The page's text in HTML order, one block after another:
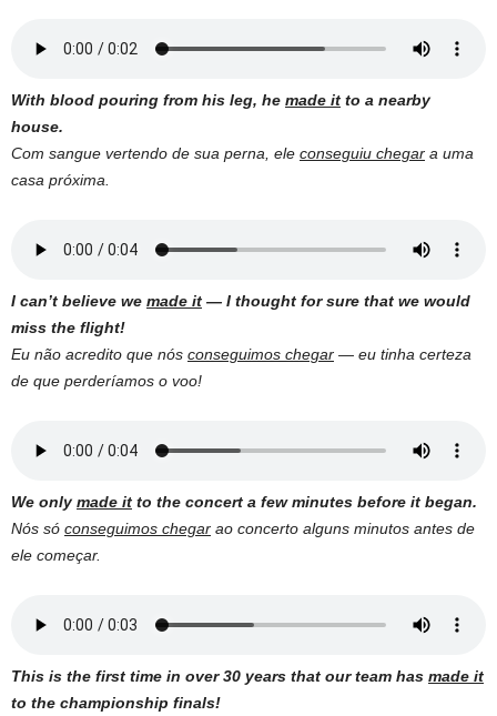
With blood pouring from his leg, he made it to a nearby
house.
Com sangue vertendo de sua perna, ele conseguiu chegar a uma
casa próxima.
I can’t believe we made it — I thought for sure that we would
miss the flight!
Eu não acredito que nós conseguimos chegar — eu tinha certeza
de que perderíamos o voo!
We only made it to the concert a few minutes before it began.
Nós só conseguimos chegar ao concerto alguns minutos antes de
ele começar.
This is the first time in over 30 years that our team has made it
to the championship finals!